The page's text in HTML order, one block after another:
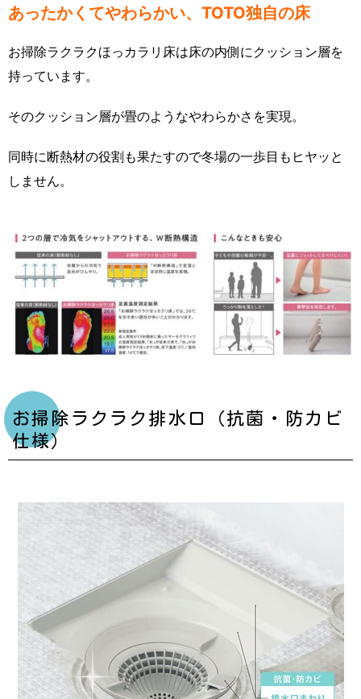
あったかくてやわらかい、TOTO独自の床
お掃除ラクラクほっカラリ床は床の内側にクッション層を
持っています。
そのクッション層が畳のようなやわらかさを実現。
同時に断熱材の役割も果たすので冬場の一歩目もヒヤッと
しません。
お掃除ラクラク排水口（抗菌・防カビ
仕様）